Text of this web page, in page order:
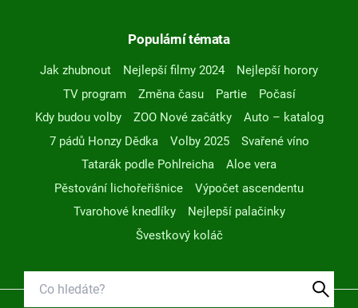
Populární témata
Jak zhubnout Nejlepší filmy 2024
Nejlepší horory
TV program
Změna času Partie
Počasí
Kdy budou volby
ZOO Nové začátky
Auto – katalog
7 pádů Honzy Dědka
Volby 2025
Svařené víno
Tatarák podle Pohlreicha
Aloe vera
Pěstování lichořeřišnice
Výpočet ascendentu
Tvarohové knedlíky
Nejlepší palačinky
Švestkový koláč